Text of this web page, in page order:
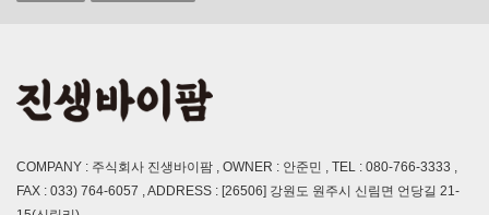
COMPANY : 주식회사 진생바이팜 , OWNER : 안준민 , TEL : 080-766-3333 ,
FAX : 033) 764-6057 , ADDRESS : [26506] 강원도 원주시 신림면 언당길 21-